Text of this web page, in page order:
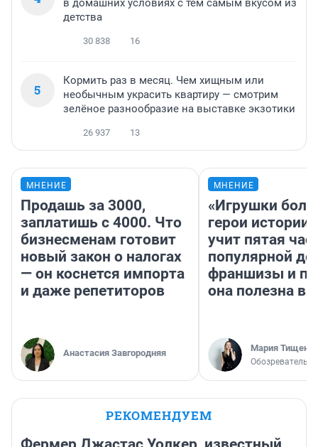
в домашних условиях с тем самым вкусом из
детства
30 838 16
5
Кормить раз в месяц. Чем хищным или
необычным украсить квартиру — смотрим
зелёное разнообразие на выставке экзотики
26 937 13
МНЕНИЕ
Продашь за 3000,
заплатишь с 4000. Что
бизнесменам готовит
новый закон о налогах
— он коснется импорта
и даже репетиторов
Анастасия Завгородняя
МНЕНИЕ
«Игрушки
герои
учит пятая
популярной
франшизы и
она полезна
Мария Тищенко
Обозреватель
РЕКОМЕНДУЕМ